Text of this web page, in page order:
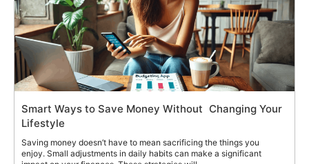
Smart Ways to Save Money Without Changing Your
Lifestyle
Saving money doesn’t have to mean sacrificing the things you
enjoy. Small adjustments in daily habits can make a significant